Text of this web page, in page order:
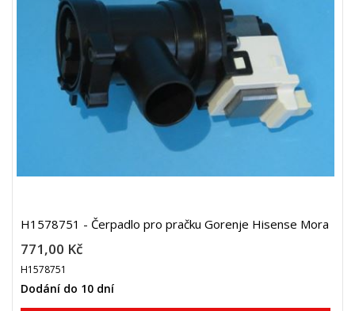
H1578751 - Čerpadlo pro pračku Gorenje Hisense Mora
771,00 Kč
H1578751
Dodání do 10 dní